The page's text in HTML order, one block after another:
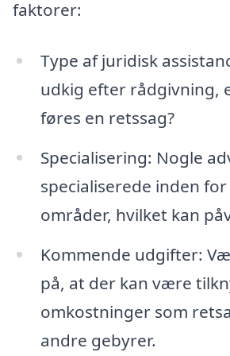
faktorer:
Type af juridisk
udkig efter rådgivning,
føres en retssag?
Specialisering: Nogle
specialiserede inden
områder, hvilket kan
Kommende udgifter:
på, at der kan være
omkostninger som
andre gebyrer.